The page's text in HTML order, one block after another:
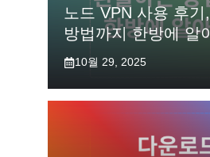
노드 VPN 사용 후
방법까지 한방에 알
10월 29, 2025